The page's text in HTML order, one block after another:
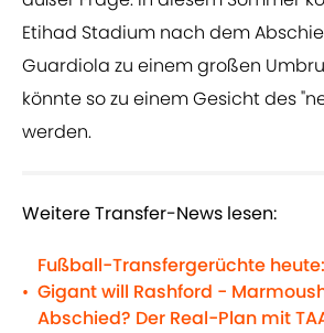
Etihad Stadium nach dem
Guardiola zu einem großen
könnte so zu einem Gesicht des
werden.
Weitere Transfer-News lesen:
•
Fußball-Transfergerüchte
Gigant will Rashford -
Abschied? Der Real-Plan mit